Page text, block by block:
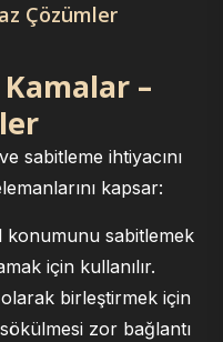
Çözümler
–
sabitleme ihtiyacını
kapsar:
konumunu sabitlemek
için kullanılır.
olarak birleştirmek için
zor bağlantı